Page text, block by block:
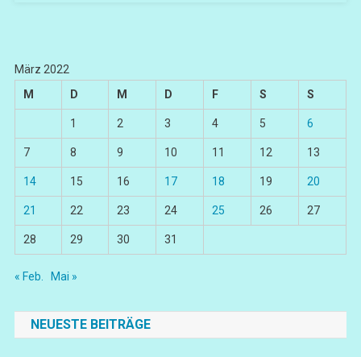
März 2022
M
D M D F S S
1 2 3 4 5 6
7 8 9 10 11 12 13
14 15 16 17 18 19 20
21 22 23 24 25 26 27
28 29 30 31
« Feb. Mai »
NEUESTE BEITRÄGE